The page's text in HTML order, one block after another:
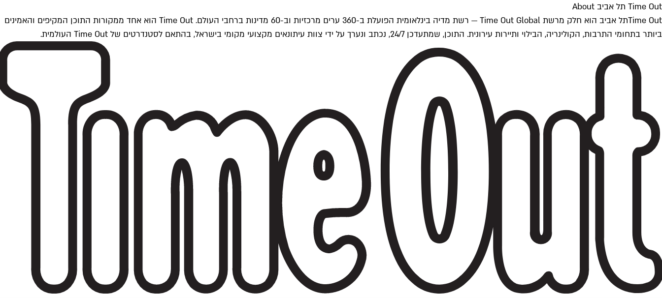
Time Out תל אביב About
Time Outתל אביב הוא חלק מרשת Time Out Global — רשת מדיה בינלאומית הפועלת ב-360 ערים מרכזיות וב-60 מדינות ברחבי העולם. Time Out הוא אחד ממקורות התוכן המקיפים והאמינים
ביותר בתחומי התרבות, הקולינריה, הבילוי ותיירות עירונית. התוכן, שמתעדכן 24/7, נכתב ונערך על ידי צוות עיתונאים מקצועי מקומי בישראל, בהתאם לסטנדרטים של Time Out העולמית.